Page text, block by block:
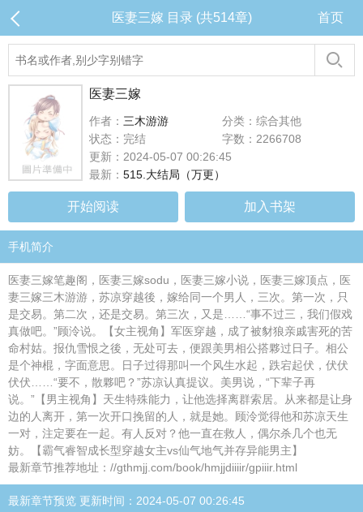
医妻三嫁 目录 (共514章) 首页
医妻三嫁
作者： 三木游游
分类：综合其他
状态：完结
字数：2266708
更新：2024-05-07 00:26:45
最新： 515.大结局（万更）
开始阅读 加入书架
手机简介
医妻三嫁笔趣阁，医妻三嫁sodu，医妻三嫁小说，医妻三嫁顶点，医
妻三嫁三木游游，苏凉穿越後，嫁给同一个男人，三次。第一次，只
是交易。第二次，还是交易。第三次，又是……“事不过三，我们假戏
真做吧。”顾泠说。【女主视角】军医穿越，成了被豺狼亲戚害死的苦
命村姑。报仇雪恨之後，无处可去，便跟美男相公搭夥过日子。相公
是个神棍，字面意思。日子过得那叫一个风生水起，跌宕起伏，伏伏
伏伏……“要不，散夥吧？”苏凉认真提议。美男说，“下辈子再
说。”【男主视角】天生特殊能力，让他选择离群索居。从来都是让身
边的人离开，第一次开口挽留的人，就是她。顾泠觉得他和苏凉天生
一对，注定要在一起。有人反对？他一直在救人，偶尔杀几个也无
妨。【霸气睿智成长型穿越女主vs仙气地气并存异能男主】
最新章节推荐地址：//gthmjj.com/book/hmjjdiiiir/gpiiir.html
最新章节预览 更新时间：2024-05-07 00:26:45